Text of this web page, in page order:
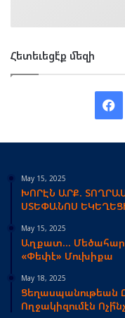
Հետեւեցէ՛ք մեզի
May 15, 2025
ԽՈՐԷՆ ԱՐՔ.
ՍՏԵՓԱՆՈՍ
May 15, 2025
Աղքատ…
«Փեփէ» Մուխիքա
May 18, 2025
Ցեղասպանութեան
Ողջակիզումէն